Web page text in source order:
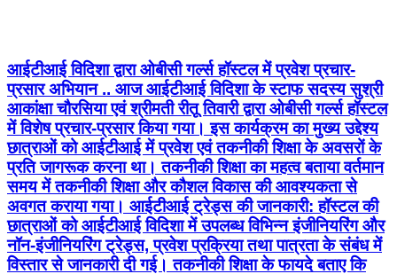
आईटीआई विदिशा द्वारा ओबीसी गर्ल्स हॉस्टल में प्रवेश प्रचार-
प्रसार अभियान .. आज आईटीआई विदिशा के स्टाफ सदस्य सुश्री
आकांक्षा चौरसिया एवं श्रीमती रीतू तिवारी द्वारा ओबीसी गर्ल्स हॉस्टल
में विशेष प्रचार-प्रसार किया गया। इस कार्यक्रम का मुख्य उद्देश्य
छात्राओं को आईटीआई में प्रवेश एवं तकनीकी शिक्षा के अवसरों के
प्रति जागरूक करना था। तकनीकी शिक्षा का महत्व बताया वर्तमान
समय में तकनीकी शिक्षा और कौशल विकास की आवश्यकता से
अवगत कराया गया। आईटीआई ट्रेड्स की जानकारी: हॉस्टल की
छात्राओं को आईटीआई विदिशा में उपलब्ध विभिन्न इंजीनियरिंग और
नॉन-इंजीनियरिंग ट्रेड्स, प्रवेश प्रक्रिया तथा पात्रता के संबंध में
विस्तार से जानकारी दी गई। तकनीकी शिक्षा के फायदे बताए कि